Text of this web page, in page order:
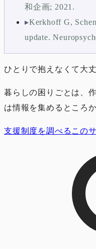
和企画; 2021.
▸Kerkhoff G,
update.
ひとりで抱えなくて大
暮らしの困りごとは、
は情報を集めるところ
支援制度を調べる この